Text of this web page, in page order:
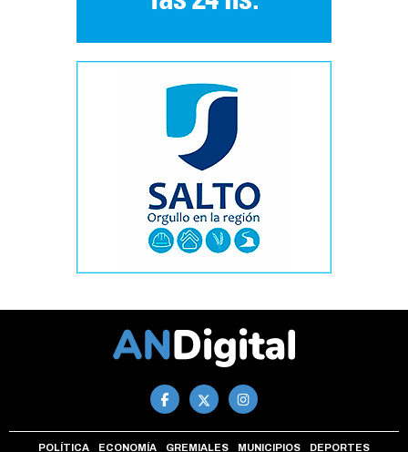
POLÍTICA ECONOMÍA GREMIALES MUNICIPIOS DEPORTES